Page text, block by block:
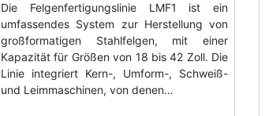
Die Felgenfertigungslinie LMF1 ist ein
umfassendes System zur Herstellung von
großformatigen Stahlfelgen, mit einer
Kapazität für Größen von 18 bis 42 Zoll. Die
Linie integriert Kern-, Umform-, Schweiß-
und Leimmaschinen, von denen…